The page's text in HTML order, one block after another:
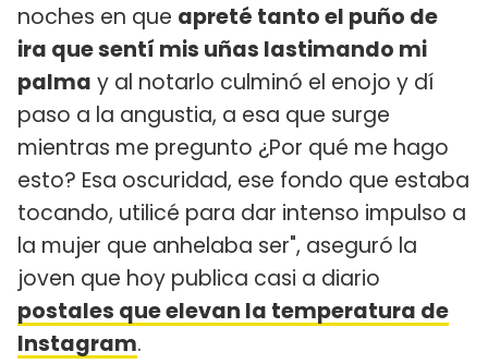
noches en que apreté tanto el puño de
ira que sentí mis uñas lastimando mi
palma y al notarlo culminó el enojo y dí
paso a la angustia, a esa que surge
mientras me pregunto ¿Por qué me hago
esto? Esa oscuridad, ese fondo que estaba
tocando, utilicé para dar intenso impulso a
la mujer que anhelaba ser", aseguró la
joven que hoy publica casi a diario
postales que elevan la temperatura de
Instagram.